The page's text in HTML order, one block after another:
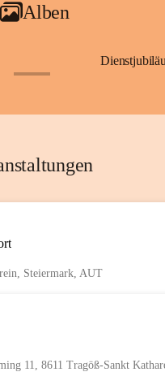
Alben
Steiermark, AUT
11, 8611 Tragöß-Sankt